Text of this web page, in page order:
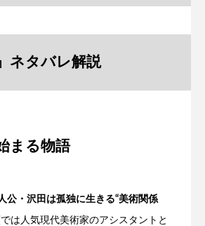
ネタバレ解説
まる物語
公・沢田は孤独に生きる“美術関係
は人気現代美術家のアシスタントと